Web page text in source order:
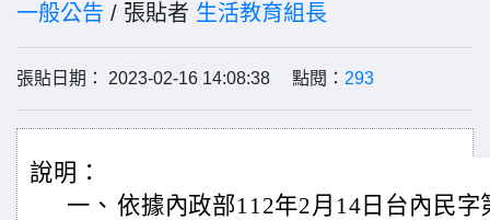
一般公告 / 張貼者 生活教育組長
張貼日期： 2023-02-16 14:08:38 點閱： 293
說明：
一、 依據內政部112年2月14日台內民字